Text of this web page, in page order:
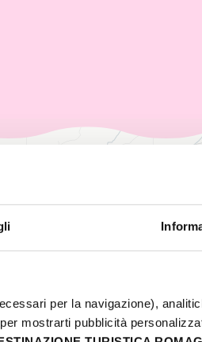
per la navigazione),
mostrarti pubblicità